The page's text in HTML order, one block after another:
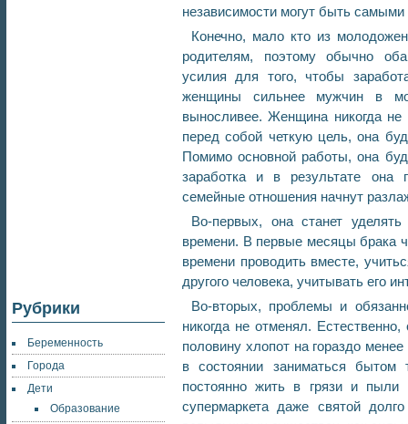
Рубрики
Беременность
Города
Дети
Образование
независимости могут быть
Конечно, мало кто из
родителям, поэтому обычно
усилия для того, чтобы
женщины сильнее мужчин в
выносливее. Женщина никогда не
перед собой четкую цель, она
Помимо основной работы, она
заработка и в результате она
семейные отношения начнут
Во-первых, она станет
времени. В первые месяцы брака
времени проводить вместе,
другого человека, учитывать его
Во-вторых, проблемы и
никогда не отменял.
половину хлопот на гораздо
в состоянии заниматься
постоянно жить в грязи и
супермаркета даже святой